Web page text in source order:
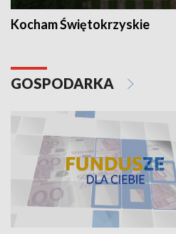
Kocham Świętokrzyskie
GOSPODARKA